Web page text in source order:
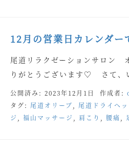
12月の営業日カレンダー
尾道リラクゼーションサロン
りがとうございます♡ さて、
公開済み: 2023年12月1日 作成者:
タグ: 尾道オリーブ 尾道ドライヘ
ジ
福山マッサージ 肩こり 腰痛